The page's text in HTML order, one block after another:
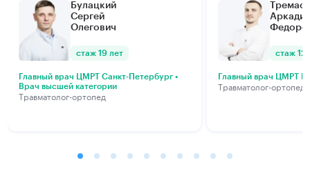
Булацкий
Сергей
Олегович
стаж 19 лет
Главный врач ЦМРТ Санкт-Петербург •
Врач высшей категории
Травматолог-ортопед
стаж 12
Главный врач ЦМРТ
Травматолог-ортопед